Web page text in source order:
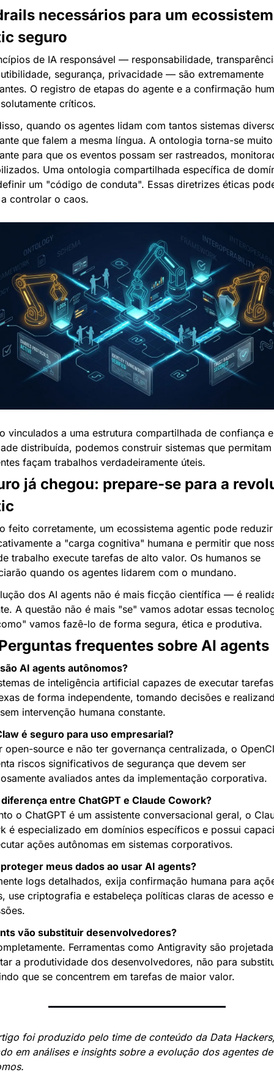
necessários para um
seguro
de IA responsável — responsabilidade,
segurança, privacidade — são extremamente
O registro de etapas do agente e a confirmação
críticos.
quando os agentes lidam com tantos sistemas
que falem a mesma língua. A ontologia torna-se muito
para que os eventos possam ser rastreados,
Uma ontologia compartilhada específica de
um "código de conduta". Essas diretrizes éticas
controlar o caos.
vinculados a uma estrutura compartilhada de confiança e
distribuída, podemos construir sistemas que permitam
façam trabalhos verdadeiramente úteis.
já chegou: prepare-se para a
feito corretamente, um ecossistema agentic pode reduzir
a "carga cognitiva" humana e permitir que
trabalho execute tarefas de alto valor. Os humanos se
quando os agentes lidarem com o mundano.
dos AI agents não é mais ficção científica — é
A questão não é mais "se" vamos adotar essas
vamos fazê-lo de forma segura, ética e produtiva.
frequentes sobre AI agents
AI agents autônomos?
de inteligência artificial capazes de executar tarefas
de forma independente, tomando decisões e
intervenção humana constante.
é seguro para uso empresarial?
open-source e não ter governança centralizada, o
riscos significativos de segurança que devem ser
avaliados antes da implementação corporativa.
diferença entre ChatGPT e Claude Cowork?
o ChatGPT é um assistente conversacional geral, o
é especializado em domínios específicos e possui
ações autônomas em sistemas corporativos.
meus dados ao usar AI agents?
logs detalhados, exija confirmação humana para
use criptografia e estabeleça políticas claras de acesso e
vão substituir desenvolvedores?
Ferramentas como Antigravity são
a produtividade dos desenvolvedores, não para
que se concentrem em tarefas de maior valor.
foi produzido pelo time de conteúdo da Data
em análises e insights sobre a evolução dos agentes